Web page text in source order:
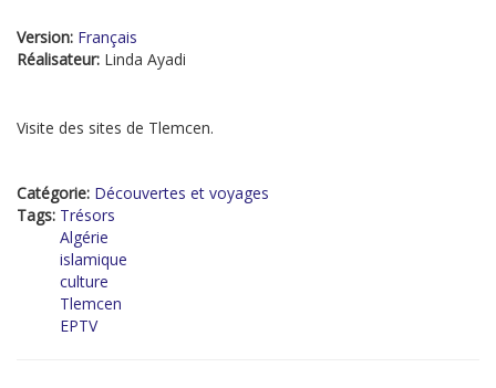
Version: Français
Réalisateur: Linda Ayadi
Visite des sites de Tlemcen.
Catégorie: Découvertes et voyages
Tags: Trésors
Algérie
islamique
culture
Tlemcen
EPTV